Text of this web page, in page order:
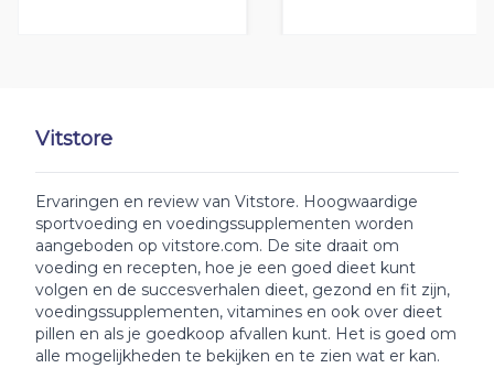
Vitstore
Ervaringen en review van Vitstore. Hoogwaardige
sportvoeding en voedingssupplementen worden
aangeboden op vitstore.com. De site draait om
voeding en recepten, hoe je een goed dieet kunt
volgen en de succesverhalen dieet, gezond en fit zijn,
voedingssupplementen, vitamines en ook over dieet
pillen en als je goedkoop afvallen kunt. Het is goed om
alle mogelijkheden te bekijken en te zien wat er kan.